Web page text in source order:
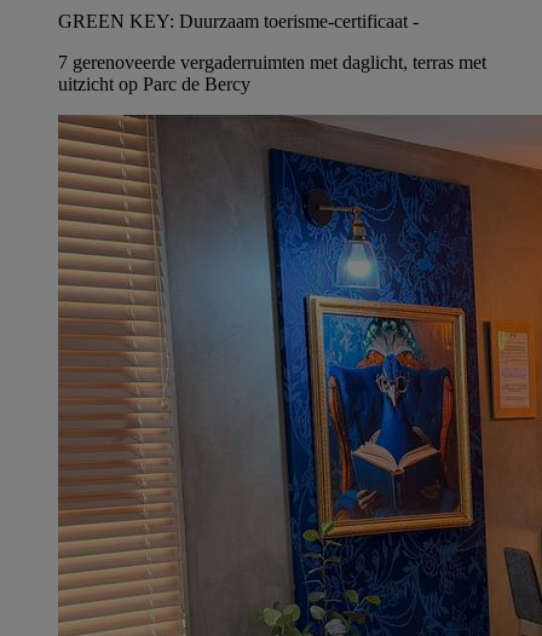
GREEN KEY: Duurzaam toerisme-certificaat -
7 gerenoveerde vergaderruimten met daglicht, terras met
uitzicht op Parc de Bercy